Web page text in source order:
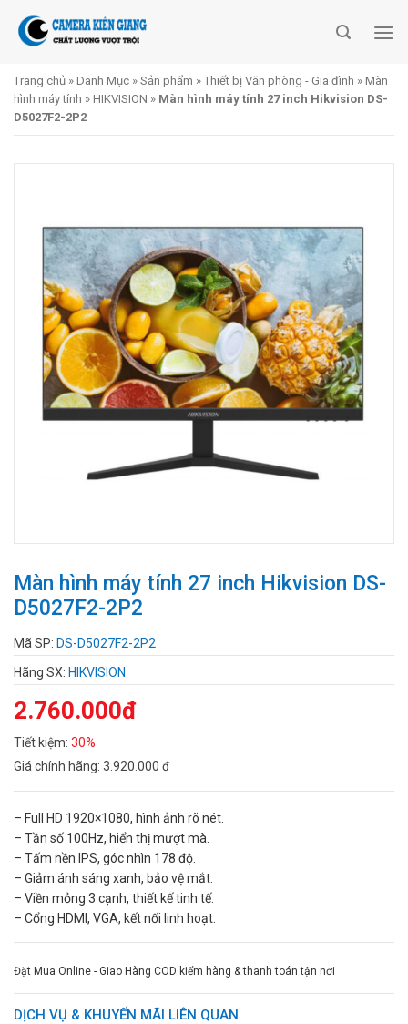
Trang chủ » Danh Mục » Sản phẩm » Thiết bị Văn phòng - Gia đình » Màn
hình máy tính » HIKVISION » Màn hình máy tính 27 inch Hikvision DS-
D5027F2-2P2
Màn hình máy tính 27 inch Hikvision DS-
D5027F2-2P2
Mã SP: DS-D5027F2-2P2
Hãng SX: HIKVISION
2.760.000đ
Tiết kiệm: 30%
Giá chính hãng: 3.920.000 đ
– Full HD 1920×1080, hình ảnh rõ nét.
– Tần số 100Hz, hiển thị mượt mà.
– Tấm nền IPS, góc nhìn 178 độ.
– Giảm ánh sáng xanh, bảo vệ mắt.
– Viền mỏng 3 cạnh, thiết kế tinh tế.
– Cổng HDMI, VGA, kết nối linh hoạt.
Đặt Mua Online - Giao Hàng COD kiểm hàng & thanh toán tận nơi
DỊCH VỤ & KHUYẾN MÃI LIÊN QUAN